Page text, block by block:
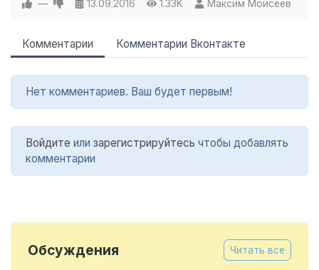
— 13.09.2016 1.33K Максим Моисеев
Комментарии Комментарии Вконтакте
Нет комментариев. Ваш будет первым!
Войдите или зарегистрируйтесь чтобы добавлять
комментарии
Обсуждения Читать все